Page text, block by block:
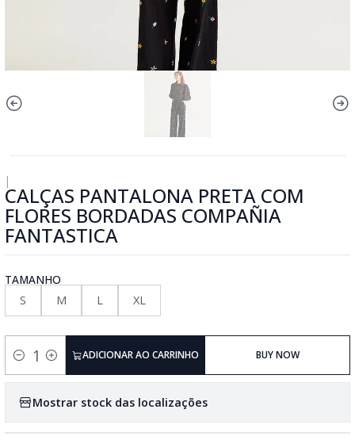
|
CALÇAS PANTALONA PRETA COM
FLORES BORDADAS COMPAÑIA
FANTASTICA
TAMANHO
S
M L XL
Quantidade
ADICIONAR AO CARRINHO BUY NOW
Mostrar stock das localizações